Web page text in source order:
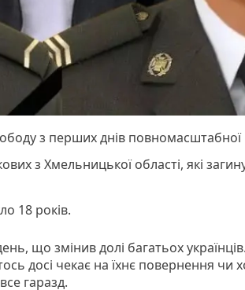
з перших днів повномасштабної
з Хмельницької області, які
18 років.
що змінив долі багатьох
досі чекає на їхнє повернення чи
гаразд.